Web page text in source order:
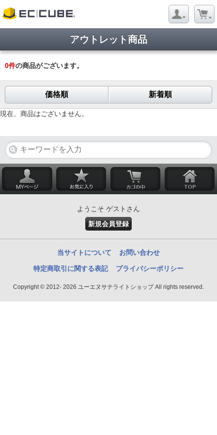
アウトレット商品
0件の商品がございます。
価格順 新着順
現在、商品はございません。
ようこそ ゲストさん
新規会員登録
当サイトについて お問い合わせ
特定商取引に関する表記 プライバシーポリシー
Copyright © 2012- 2026 ユーエヌサテライトショップ All rights reserved.